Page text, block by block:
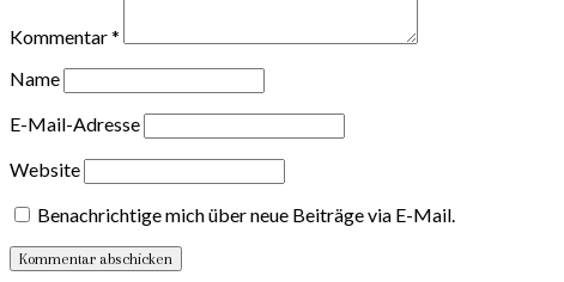
Kommentar*
Name
E-Mail-Adresse
Website
Benachrichtige mich über neue Beiträge via E-Mail.